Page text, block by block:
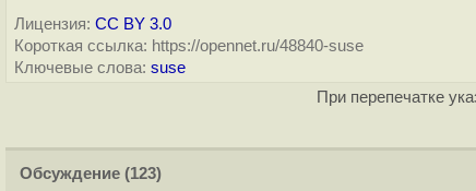
Лицензия: CC BY 3.0
Короткая ссылка: https://opennet.ru/48840-suse
Ключевые слова: suse
При перепечатке
Обсуждение (123)